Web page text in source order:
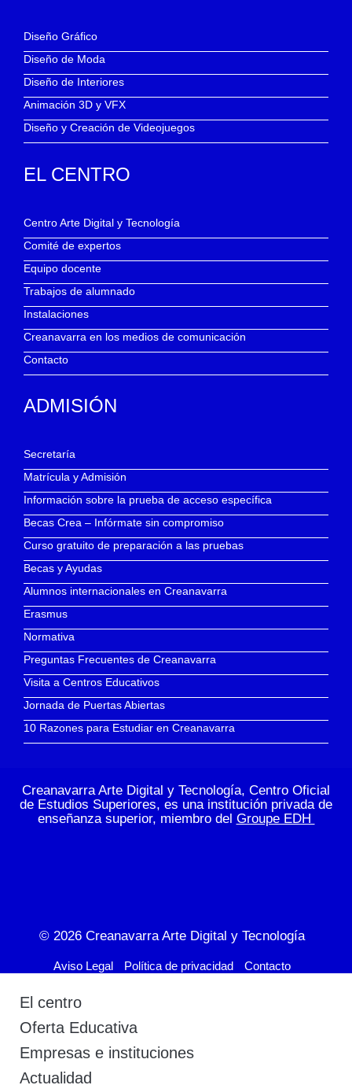
Diseño Gráfico
Diseño de Moda
Diseño de Interiores
Animación 3D y VFX
Diseño y Creación de Videojuegos
EL CENTRO
Centro Arte Digital y Tecnología
Comité de expertos
Equipo docente
Trabajos de alumnado
Instalaciones
Creanavarra en los medios de comunicación
Contacto
ADMISIÓN
Secretaría
Matrícula y Admisión
Información sobre la prueba de acceso específica
Becas Crea – Infórmate sin compromiso
Curso gratuito de preparación a las pruebas
Becas y Ayudas
Alumnos internacionales en Creanavarra
Erasmus
Normativa
Preguntas Frecuentes de Creanavarra
Visita a Centros Educativos
Jornada de Puertas Abiertas
10 Razones para Estudiar en Creanavarra
Creanavarra Arte Digital y Tecnología, Centro Oficial
de Estudios Superiores, es una institución privada de
enseñanza superior, miembro del Groupe EDH
© 2026 Creanavarra Arte Digital y Tecnología
Aviso Legal Política de privacidad Contacto
El centro
Oferta Educativa
Empresas e instituciones
Actualidad